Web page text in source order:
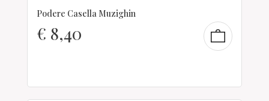
Podere Casella Muzighin
€ 8,40